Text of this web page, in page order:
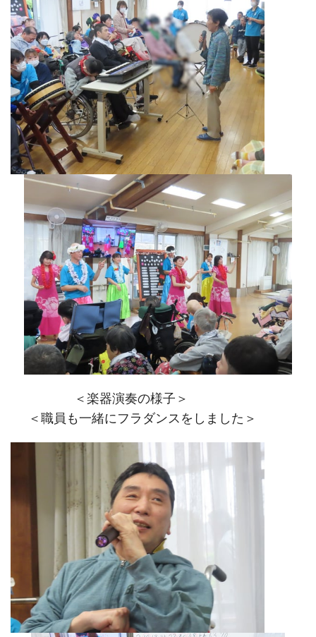
＜楽器演奏の様子＞
＜職員も一緒にフラダンスをしました＞